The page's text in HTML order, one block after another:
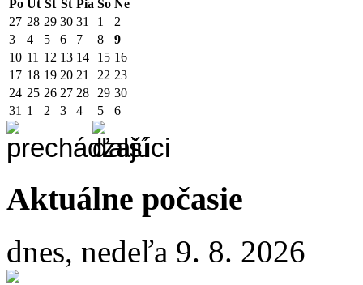
Po Ut St Št Pia So Ne
27 28 29 30 31 1
2
3
4 5 6 7 8
9
10 11 12 13 14 15 16
17 18 19 20 21 22 23
24 25 26 27 28 29 30
31 1 2 3 4 5 6
Aktuálne počasie
dnes, nedeľa 9. 8. 2026